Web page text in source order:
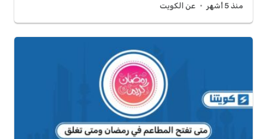
منذ 5 أشهر عن الكويت